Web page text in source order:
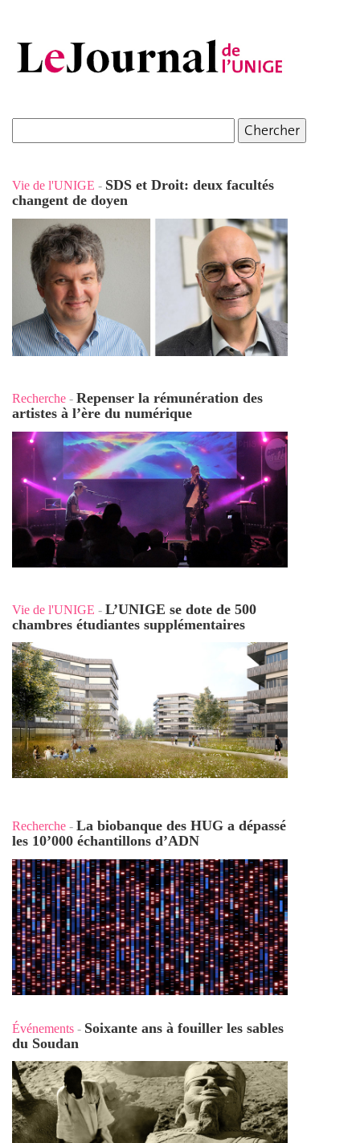
Vie de l'UNIGE - SDS et Droit: deux facultés
changent de doyen
Recherche - Repenser la rémunération des
artistes à l’ère du numérique
Vie de l'UNIGE - L’UNIGE se dote de 500
chambres étudiantes supplémentaires
Recherche - La biobanque des HUG a dépassé
les 10’000 échantillons d’ADN
Événements - Soixante ans à fouiller les sables
du Soudan